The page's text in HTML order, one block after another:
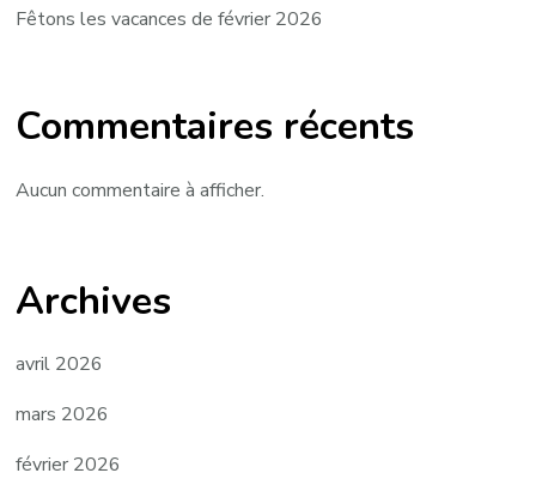
Fêtons les vacances de février 2026
Commentaires récents
Aucun commentaire à afficher.
Archives
avril 2026
mars 2026
février 2026